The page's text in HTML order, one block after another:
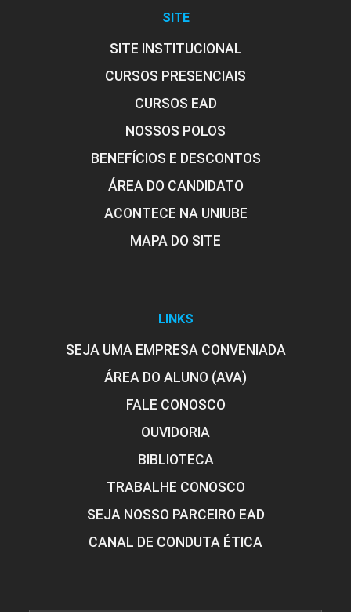
SITE
SITE INSTITUCIONAL
CURSOS PRESENCIAIS
CURSOS EAD
NOSSOS POLOS
BENEFÍCIOS E DESCONTOS
ÁREA DO CANDIDATO
ACONTECE NA UNIUBE
MAPA DO SITE
LINKS
SEJA UMA EMPRESA CONVENIADA
ÁREA DO ALUNO (AVA)
FALE CONOSCO
OUVIDORIA
BIBLIOTECA
TRABALHE CONOSCO
SEJA NOSSO PARCEIRO EAD
CANAL DE CONDUTA ÉTICA